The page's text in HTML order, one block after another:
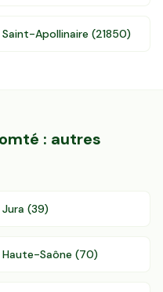
Saint-Apollinaire (21850)
: autres
Jura (39)
Haute-Saône (70)